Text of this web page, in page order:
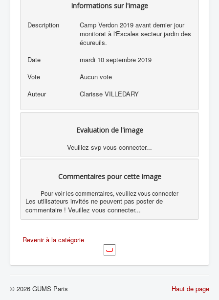
Informations sur l'image
Description
Camp Verdon 2019 avant dernier jour
monitorat à l'Escales secteur jardin des
écureuils.
Date
mardi 10 septembre 2019
Vote
Aucun vote
Auteur
Clarisse VILLEDARY
Evaluation de l'image
Veuillez svp vous connecter...
Commentaires pour cette image
Pour voir les commentaires, veuillez vous connecter
Les utilisateurs invités ne peuvent pas poster de
commentaire ! Veuillez vous connecter...
Revenir à la catégorie
Haut de page
© 2026 GUMS Paris